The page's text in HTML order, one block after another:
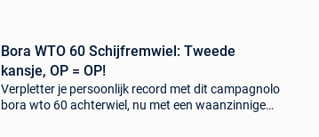
Bora WTO 60 Schijfremwiel: Tweede
kansje, OP = OP!
Verpletter je persoonlijk record met dit campagnolo
bora wto 60 achterwiel, nu met een waanzinnige